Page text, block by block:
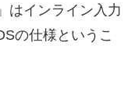
はインライン入力
の仕様というこ